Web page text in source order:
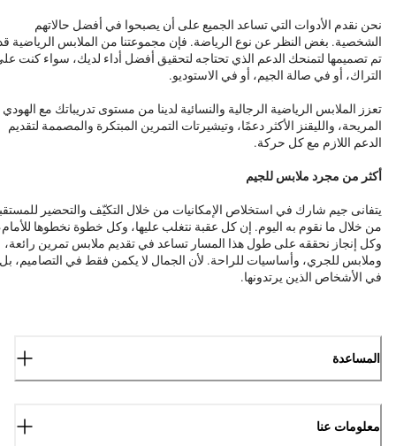
نحن نقدم الأدوات التي تساعد الجميع على أن يصبحوا في أفضل حالاتهم
الشخصية. بغض النظر عن نوع الرياضة. فإن مجموعتنا من الملابس الرياضية
تم تصميمها لتمنحك الدعم الذي تحتاجه لتحقيق أفضل أداء لديك، سواء كنت
التراك، أو في صالة الجيم، أو في الاستوديو.
تعزز الملابس الرياضية الرجالية والنسائية لدينا من مستوى تدريباتك مع الهودي
المريحة، والليقنز الأكثر دعمًا، وتيشيرتات التمرين المبتكرة والمصممة لتقديم
الدعم اللازم مع كل حركة.
أكثر من مجرد ملابس للجيم
يتفانى جيم شارك في استخلاص الإمكانيات من خلال التكيّف والتحضير
من خلال ما نقوم به اليوم. إن كل عقبة نتغلب عليها، وكل خطوة نخطوها
وكل إنجاز نحققه على طول هذا المسار تساعد في تقديم ملابس تمرين رائعة،
وملابس للجري، وأساسيات للراحة. لأن الجمال لا يكمن فقط في التصاميم، بل
في الأشخاص الذين يرتدونها.
المساعدة
معلومات عنا